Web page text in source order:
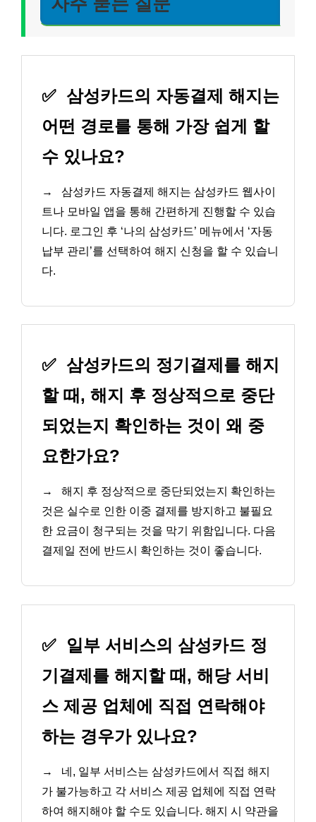
✅ 삼성카드의 자동결제 해지는
어떤 경로를 통해 가장 쉽게 할
수 있나요?
→
삼성카드 자동결제 해지는 삼성카드 웹사이
트나 모바일 앱을 통해 간편하게 진행할 수 있습
니다. 로그인 후 ‘나의 삼성카드’ 메뉴에서 ‘자동
납부 관리’를 선택하여 해지 신청을 할 수 있습니
다.
✅ 삼성카드의 정기결제를 해지
할 때, 해지 후 정상적으로 중단
되었는지 확인하는 것이 왜 중
요한가요?
→
해지 후 정상적으로 중단되었는지 확인하는
것은 실수로 인한 이중 결제를 방지하고 불필요
한 요금이 청구되는 것을 막기 위함입니다. 다음
결제일 전에 반드시 확인하는 것이 좋습니다.
✅
일부 서비스의 삼성카드 정
기결제를 해지할 때, 해당 서비
스 제공 업체에 직접 연락해야
하는 경우가 있나요?
→
네, 일부 서비스는 삼성카드에서 직접 해지
가 불가능하고 각 서비스 제공 업체에 직접 연락
하여 해지해야 할 수도 있습니다. 해지 시 약관을